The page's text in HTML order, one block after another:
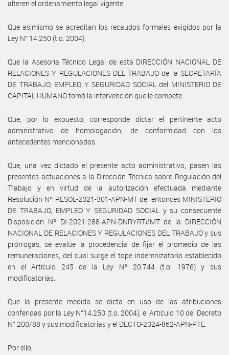
alteren el ordenamiento legal vigente.
Que asimismo se acreditan los recaudos formales exigidos por la
Ley N° 14.250 (t.o. 2004).
Que la Asesoría Técnico Legal de esta DIRECCIÓN NACIONAL DE
RELACIONES Y REGULACIONES DEL TRABAJO de la SECRETARÍA
DE TRABAJO, EMPLEO Y SEGURIDAD SOCIAL del MINISTERIO DE
CAPITAL HUMANO tomó la intervención que le compete.
Que, por lo expuesto, corresponde dictar el pertinente acto
administrativo de homologación, de conformidad con los
antecedentes mencionados.
Que, una vez dictado el presente acto administrativo, pasen las
presentes actuaciones a la Dirección Técnica sobre Regulación del
Trabajo y en virtud de la autorización efectuada mediante
Resolución Nº RESOL-2021-301-APN-MT del entonces MINISTERIO
DE TRABAJO, EMPLEO Y SEGURIDAD SOCIAL y su consecuente
Disposición Nº DI-2021-288-APN-DNRYRT#MT de la DIRECCIÓN
NACIONAL DE RELACIONES Y REGULACIONES DEL TRABAJO y sus
prórrogas, se evalúe la procedencia de fijar el promedio de las
remuneraciones, del cual surge el tope indemnizatorio establecido
en el Artículo 245 de la Ley Nº 20.744 (t.o. 1976) y sus
modificatorias.
Que la presente medida se dicta en uso de las atribuciones
conferidas por la Ley N°14.250 (t.o. 2004), el Artículo 10 del Decreto
N° 200/88 y sus modificatorias y el DECTO-2024-862-APN-PTE.
Por ello,